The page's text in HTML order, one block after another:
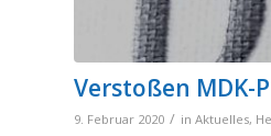
Verstoßen MDK-
9. Februar 2020 / in Aktuelles,